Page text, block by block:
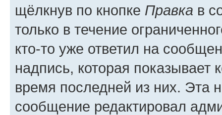
щёлкнув по кнопке Правка в
только в течение
кто-то уже ответил на
надпись, которая показывает
время последней из них. Эта
сообщение редактировал